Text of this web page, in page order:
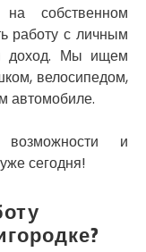
собственном
работу с личным
доход. Мы ищем
велосипедом,
автомобиле.
и
сегодня!